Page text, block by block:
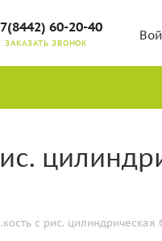
60-20-40
ЗАКАЗАТЬ ЗВОНОК
с рис. цилиндрическая